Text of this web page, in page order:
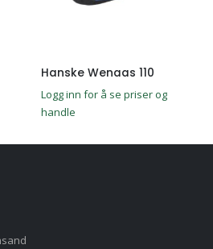
Hanske Wenaas 110
Logg inn for å se priser og
handle